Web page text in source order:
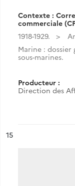
Contexte :
commerciale
1918-1929.
Marine :
sous-marines.
Producteur :
Direction des
n°
15